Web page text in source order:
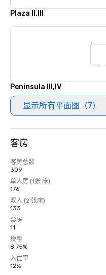
Plaza II,III
Peninsula III,IV
显示所有平面图（7）
客房
客房总数
309
单人房 (1张 床)
176
双人 (2 张床)
133
套房
11
税率
8.75%
入住率
12%